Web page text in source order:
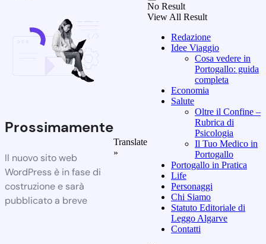
Prossimamente
Il nuovo sito web
WordPress è in fase di
costruzione e sarà
pubblicato a breve
Translate
»
No Result
View All Result
Redazione
Idee Viaggio
Cosa vedere in
Portogallo: guida
completa
Economia
Salute
Oltre il Confine –
Rubrica di
Psicologia
Il Tuo Medico in
Portogallo
Portogallo in Pratica
Life
Personaggi
Chi Siamo
Statuto Editoriale di
Leggo Algarve
Contatti